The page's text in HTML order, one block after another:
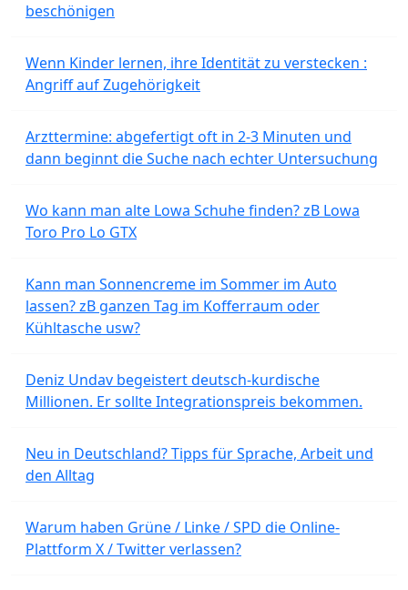
beschönigen
Wenn Kinder lernen, ihre Identität zu verstecken :
Angriff auf Zugehörigkeit
Arzttermine: abgefertigt oft in 2-3 Minuten und
dann beginnt die Suche nach echter Untersuchung
Wo kann man alte Lowa Schuhe finden? zB Lowa
Toro Pro Lo GTX
Kann man Sonnencreme im Sommer im Auto
lassen? zB ganzen Tag im Kofferraum oder
Kühltasche usw?
Deniz Undav begeistert deutsch-kurdische
Millionen. Er sollte Integrationspreis bekommen.
Neu in Deutschland? Tipps für Sprache, Arbeit und
den Alltag
Warum haben Grüne / Linke / SPD die Online-
Plattform X / Twitter verlassen?